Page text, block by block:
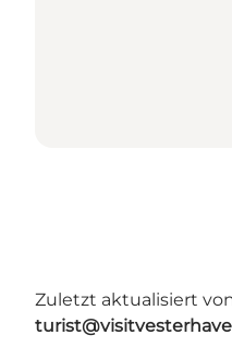
Zuletzt aktualisiert